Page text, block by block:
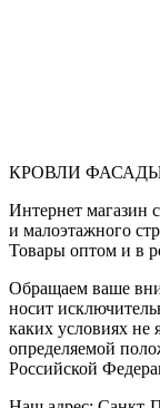
КРОВЛИ
Интернет магазин
и малоэтажного
Товары оптом и в
Обращаем ваше
носит
каких условиях не
определяемой
Российской